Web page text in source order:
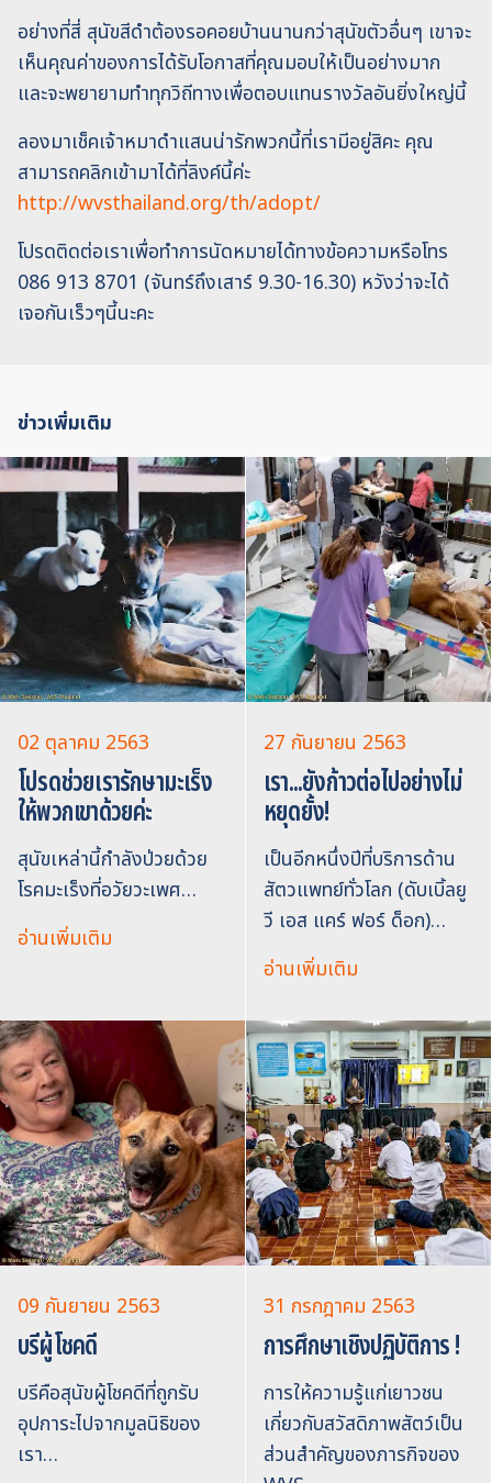
อย่างที่สี่ สุนัขสีดำต้องรอคอยบ้านนานกว่าสุนัขตัวอื่นๆ เขาจะ
เห็นคุณค่าของการได้รับโอกาสที่คุณมอบให้เป็นอย่างมาก
และจะพยายามทำทุกวิถีทางเพื่อตอบแทนรางวัลอันยิ่งใหญ่นี้
ลองมาเช็คเจ้าหมาดำแสนน่ารักพวกนี้ที่เรามีอยู่สิคะ คุณ
สามารถคลิกเข้ามาได้ที่ลิงค์นี้ค่ะ
http://wvsthailand.org/th/adopt/
โปรดติดต่อเราเพื่อทำการนัดหมายได้ทางข้อความหรือโทร
086 913 8701 (จันทร์ถึงเสาร์ 9.30-16.30) หวังว่าจะได้
เจอกันเร็วๆนี้นะคะ
ข่าวเพิ่มเติม
02 ตุลาคม 2563
โปรดช่วยเรารักษามะเร็ง
ให้พวกเขาด้วยค่ะ
สุนัขเหล่านี้กำลังป่วยด้วย
โรคมะเร็งที่อวัยวะเพศ…
อ่านเพิ่มเติม
27 กันยายน 2563
เรา...ยังก้าวต่อไปอย่างไม่
หยุดยั้ง!
เป็นอีกหนึ่งปีที่บริการด้าน
สัตวแพทย์ทั่วโลก (ดับเบิ้ลยู
วี เอส แคร์ ฟอร์ ด็อก)…
อ่านเพิ่มเติม
09 กันยายน 2563
บรีผู้โชคดี
บรีคือสุนัขผู้โชคดีที่ถูกรับ
อุปการะไปจากมูลนิธิของ
เรา…
31 กรกฎาคม 2563
การศึกษาเชิงปฏิบัติการ !
การให้ความรู้แก่เยาวชน
เกี่ยวกับสวัสดิภาพสัตว์เป็น
ส่วนสำคัญของภารกิจของ